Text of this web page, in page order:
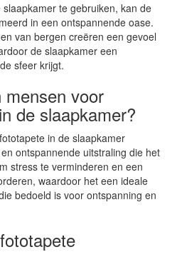
te gebruiken, kan de
in een ontspannende oase.
van bergen creëren een gevoel
de slaapkamer een
sfeer krijgt.
voor
de slaapkamer?
in de slaapkamer
ontspannende uitstraling die het
stress te verminderen en een
waardoor het een ideale
bedoeld is voor ontspanning en